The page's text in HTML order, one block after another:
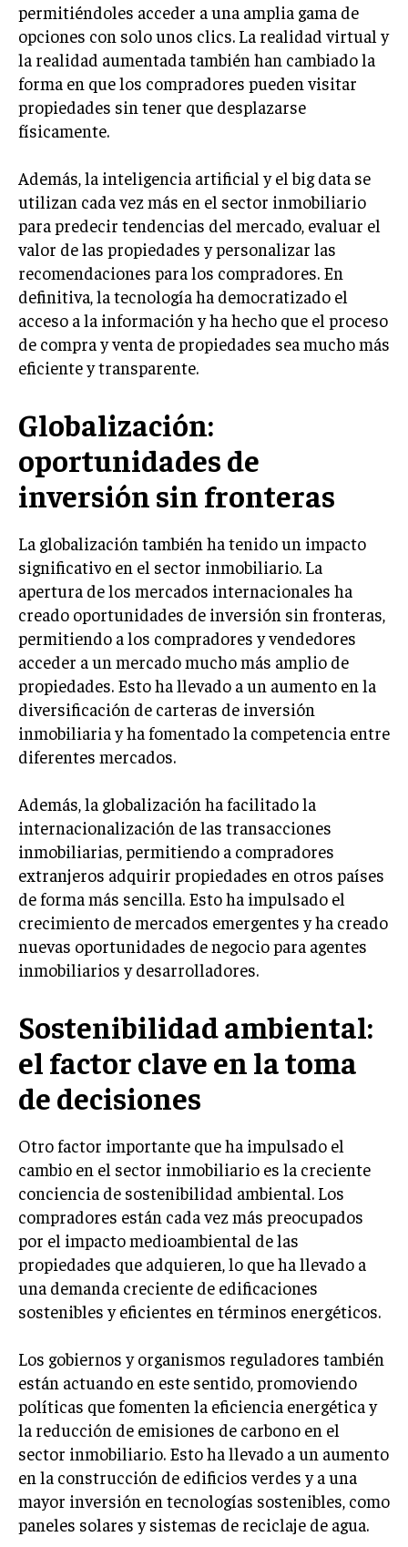
PUBLICIDAD
VENTAS Y PERSUASIÓN
GESTIÓN DE PRODUCTOS
COMUNICACIÓN CORPORATIVA
INVESTIGACIÓN DE MERCADO
ANÁLISIS DE COMPETENCIA
GESTIÓN DE CLIENTES
EMPRENDIMIENTO
INNOVACIÓN EMPRESARIAL
GESTIÓN DEL CAMBIO
HABILIDADES DIRECTIVAS
EMPRENDIMIENTO
PLANIFICACIÓN EMPRESARIAL
FINANZAS
FINANZAS Y CONTABILIDAD
GESTIÓN DE RECURSOS FINANCIEROS
INVERSIONES Y MERCADOS FINANCIEROS
CONTABILIDAD EMPRESARIAL
ECONOMÍA EMPRESARIAL
INTERNACIONAL
NEGOCIOS INTERNACIONALES
EXPANSIÓN GLOBAL
IMPORTACIÓN Y EXPORTACIÓN
ALIANZAS ESTRATÉGICAS
SOSTENIBILIDAD Y MEDIO AMBIENTE
TRANSFORMACIÓN DIGITAL
ANALÍTICA EMPRESARIAL Y BUSINESS
INTELLIGENCE
CIBERSEGURIDAD EMPRESARIAL
ESTRATEGIA
EMPRESAS FAMILIARES Y SUCESIÓN
GESTIÓN DEL RIESGO EMPRESARIAL
NEGOCIACIÓN Y RESOLUCIÓN DE CONFLICTOS
DERECHO EMPRESARIAL Y REGULACIONES
ÉXITO EMPRESARIAL Y CASOS DE ESTUDIO
NEGOCIOS
ESTRATEGIAS DE NEGOCIOS
MARKETING B2B
MARKETING B2C
FRANQUICIAS
permitiéndoles acceder a una amplia gama de
opciones con solo unos clics. La realidad virtual y
la realidad aumentada también han cambiado la
forma en que los compradores pueden visitar
propiedades sin tener que desplazarse
físicamente.
Además, la inteligencia artificial y el big data se
utilizan cada vez más en el sector inmobiliario
para predecir tendencias del mercado, evaluar el
valor de las propiedades y personalizar las
recomendaciones para los compradores. En
definitiva, la tecnología ha democratizado el
acceso a la información y ha hecho que el proceso
de compra y venta de propiedades sea mucho más
eficiente y transparente.
Globalización:
oportunidades de
inversión sin fronteras
La globalización también ha tenido un impacto
significativo en el sector inmobiliario. La
apertura de los mercados internacionales ha
creado oportunidades de inversión sin fronteras,
permitiendo a los compradores y vendedores
acceder a un mercado mucho más amplio de
propiedades. Esto ha llevado a un aumento en la
diversificación de carteras de inversión
inmobiliaria y ha fomentado la competencia entre
diferentes mercados.
Además, la globalización ha facilitado la
internacionalización de las transacciones
inmobiliarias, permitiendo a compradores
extranjeros adquirir propiedades en otros países
de forma más sencilla. Esto ha impulsado el
crecimiento de mercados emergentes y ha creado
nuevas oportunidades de negocio para agentes
inmobiliarios y desarrolladores.
Sostenibilidad ambiental:
el factor clave en la toma
de decisiones
Otro factor importante que ha impulsado el
cambio en el sector inmobiliario es la creciente
conciencia de sostenibilidad ambiental. Los
compradores están cada vez más preocupados
por el impacto medioambiental de las
propiedades que adquieren, lo que ha llevado a
una demanda creciente de edificaciones
sostenibles y eficientes en términos energéticos.
Los gobiernos y organismos reguladores también
están actuando en este sentido, promoviendo
políticas que fomenten la eficiencia energética y
la reducción de emisiones de carbono en el
sector inmobiliario. Esto ha llevado a un aumento
en la construcción de edificios verdes y a una
mayor inversión en tecnologías sostenibles, como
paneles solares y sistemas de reciclaje de agua.